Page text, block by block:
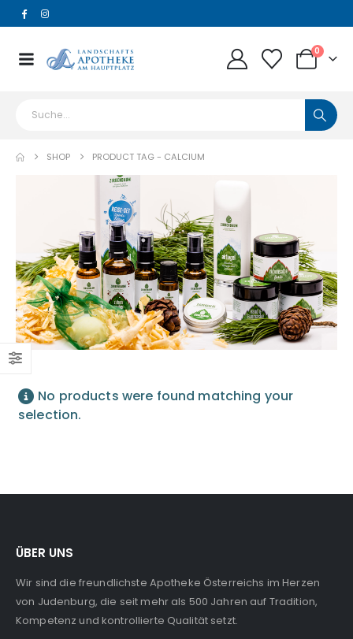
0
SHOP PRODUCT TAG - CALCIUM
No products were found matching your
selection.
ÜBER UNS
Wir sind die freundlichste Apotheke Österreichs im Herzen
von Judenburg, die seit mehr als 500 Jahren auf Tradition,
Kompetenz und kontrollierte Qualität setzt.